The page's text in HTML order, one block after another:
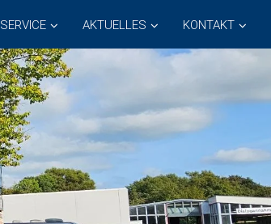
SERVICE AKTUELLES KONTAKT